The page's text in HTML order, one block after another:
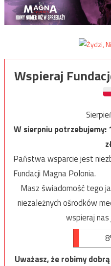
Wspieraj
W sierpniu potrzebujemy:
Państwa wsparcie jest
Fundacji Magna Polonia.
Masz świadomość tego
niezależnych ośrodków
wspieraj
Uważasz, że robimy